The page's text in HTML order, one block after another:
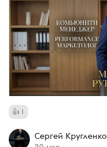
1
Сергей Кругленко